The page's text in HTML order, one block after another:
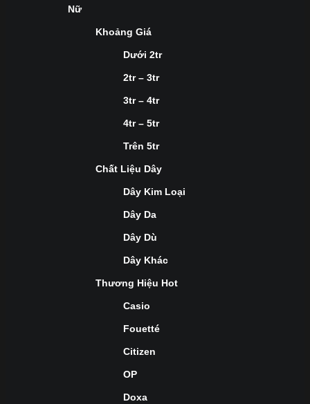
Nữ
Khoảng Giá
Dưới 2tr
2tr – 3tr
3tr – 4tr
4tr – 5tr
Trên 5tr
Chất Liệu Dây
Dây Kim Loại
Dây Da
Dây Dù
Dây Khác
Thương Hiệu Hot
Casio
Fouetté
Citizen
OP
Doxa